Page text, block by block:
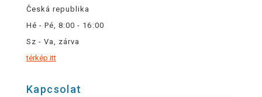
Česká republika
Hé - Pé, 8:00 - 16:00
Sz - Va, zárva
térkép itt
Kapcsolat